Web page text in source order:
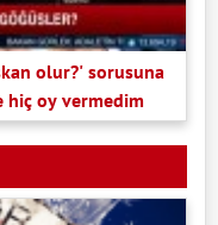
olur?' sorusuna
hiç oy vermedim